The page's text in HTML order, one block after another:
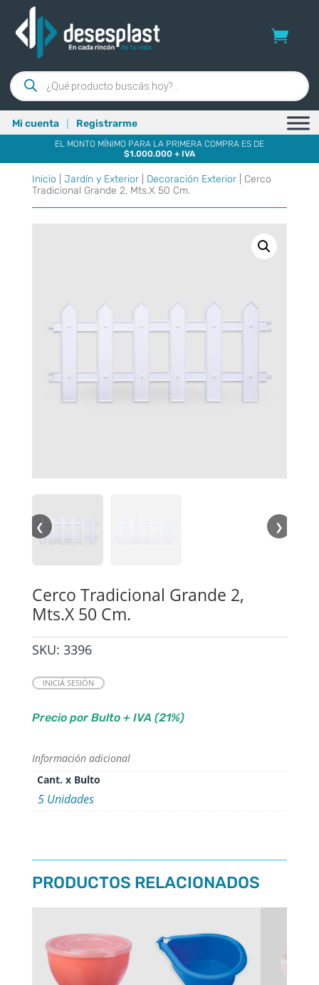
Búsqueda
de
productos
Mi cuenta | Registrarme
EL MONTO MÍNIMO PARA LA PRIMERA COMPRA ES DE
$1.000.000 + IVA
Inicio Jardín y Exterior| Decoración Exterior| Cerco
Tradicional Grande 2, Mts.X 50 Cm.
❮ ❯
Cerco Tradicional Grande 2,
Mts.X 50 Cm.
SKU: 3396
INICIÁ SESIÓN
Precio por Bulto + IVA (21%)
Información adicional
Cant. x Bulto
5 Unidades
PRODUCTOS RELACIONADOS